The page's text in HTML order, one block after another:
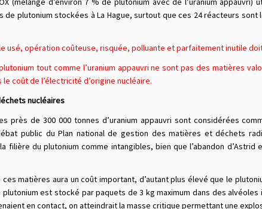
de plutonium stockées à La Hague, surtout que ces 24 réacteurs
usé, opération coûteuse, risquée, polluante et parfaitement inutile
tout comme l’uranium appauvri ne sont pas des matières
coût de l’électricité d’origine nucléaire.
nucléaires
près de 300 000 tonnes d’uranium appauvri sont considérées
public du Plan national de gestion des matières et déchets
filière du plutonium comme intangibles, bien que l’abandon d’Astrid
matières aura un coût important, d’autant plus élevé que le
plutonium est stocké par paquets de 3 kg maximum dans des
en contact, on atteindrait la masse critique permettant une